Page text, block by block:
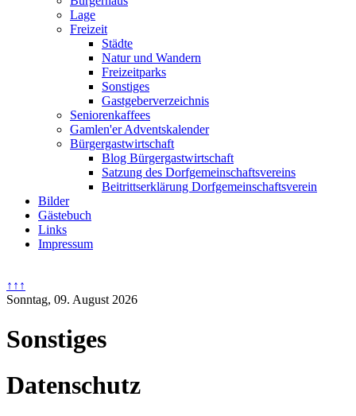
Lage
Freizeit
Städte
Natur und Wandern
Freizeitparks
Sonstiges
Gastgeberverzeichnis
Seniorenkaffees
Gamlen'er Adventskalender
Bürgergastwirtschaft
Blog Bürgergastwirtschaft
Satzung des Dorfgemeinschaftsvereins
Beitrittserklärung Dorfgemeinschaftsverein
Bilder
Gästebuch
Links
Impressum
↑↑↑
Sonntag, 09. August 2026
Sonstiges
Datenschutz